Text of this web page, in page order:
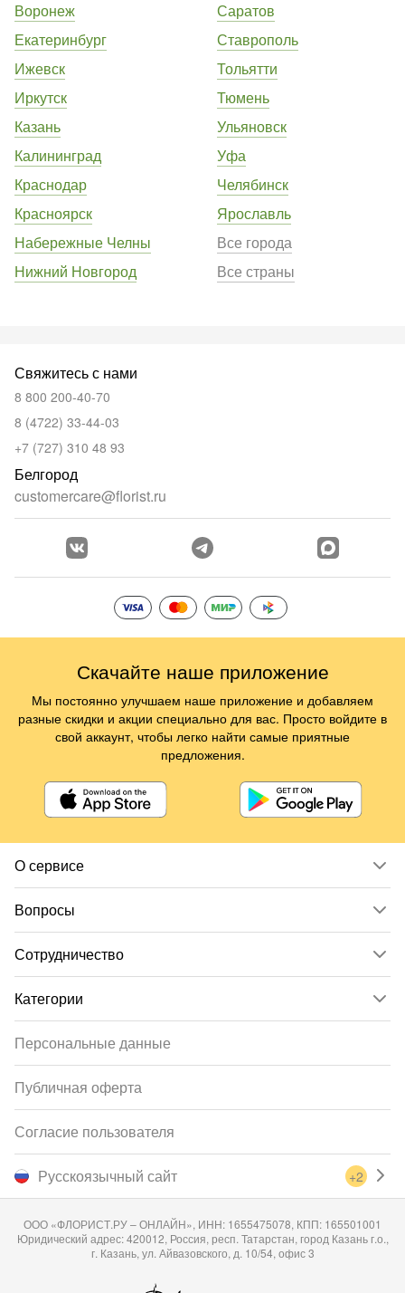
Воронеж
Екатеринбург
Ижевск
Иркутск
Казань
Калининград
Краснодар
Красноярск
Набережные Челны
Нижний Новгород
Саратов
Ставрополь
Тольятти
Тюмень
Ульяновск
Уфа
Челябинск
Ярославль
Все города
Все страны
О сервисе
Вопросы
Сотрудничество
Категории
Свяжитесь с нами
8 800 200-40-70
8 (4722) 33-44-03
+7 (727) 310 48 93
Белгород
customercare@florist.ru
Русскоязычный сайт +2
Персональные данные
Публичная оферта
Согласие пользователя
ООО «ФЛОРИСТ.РУ – ОНЛАЙН», ИНН: 1655475078, КПП: 165501001
Юридический адрес: 420012, Россия, респ. Татарстан, город Казань г.о.,
г. Казань, ул. Айвазовского, д. 10/54, офис 3
Скачайте наше приложение
Мы постоянно улучшаем наше приложение и добавляем
разные скидки и акции специально для вас. Просто войдите в
свой аккаунт, чтобы легко найти самые приятные
предложения.